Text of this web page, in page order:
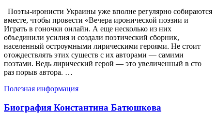
Поэты-иронисти Украины уже вполне регулярно собираются
вместе, чтобы провести «Вечера иронической поэзии и
Играть в гоночки онлайн. А еще несколько из них
объединили усилия и создали поэтический сборник,
населенный остроумными лирическими героями. Не стоит
отождествлять этих существ с их авторами — самими
поэтами. Ведь лирический герой — это увеличенный в сто
раз порыв автора. …
Полезная информация
Биография Константина Батюшкова